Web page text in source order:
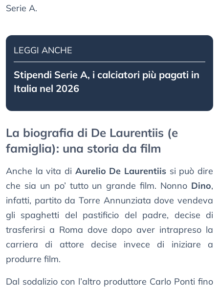
Serie A.
LEGGI ANCHE
Stipendi Serie A, i calciatori più pagati in
Italia nel 2026
La biografia di De Laurentiis (e
famiglia): una storia da film
Anche la vita di Aurelio De Laurentiis si può dire
che sia un po’ tutto un grande film. Nonno Dino,
infatti, partito da Torre Annunziata dove vendeva
gli spaghetti del pastificio del padre, decise di
trasferirsi a Roma dove dopo aver intrapreso la
carriera di attore decise invece di iniziare a
produrre film.
Dal sodalizio con l’altro produttore Carlo Ponti fino